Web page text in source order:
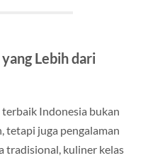
Lebih dari
Indonesia bukan
tetapi juga pengalaman
tradisional, kuliner kelas